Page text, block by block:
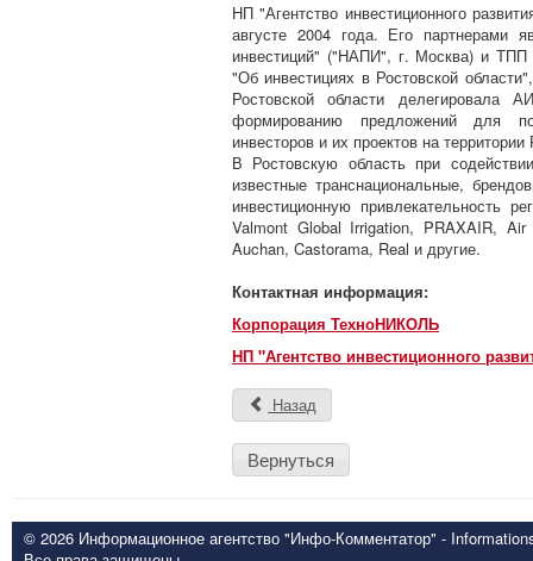
НП "Агентство инвестиционного
августе 2004 года. Его партнерами
инвестиций" ("НАПИ", г. Москва) и ТПП
"Об инвестициях в Ростовской
Ростовской области делегировала
формированию предложений для
инвесторов и их проектов на территории
В Ростовскую область при
известные транснациональные,
инвестиционную привлекательность
Valmont Global Irrigation, PRAXAIR,
Auchan, Castorama, Real и другие.
Контактная информация:
Корпорация ТехноНИКОЛЬ
НП "Агентство инвестиционного
Назад
Вернуться
© 2026 Информационное агентство "Инфо-Комментатор" -